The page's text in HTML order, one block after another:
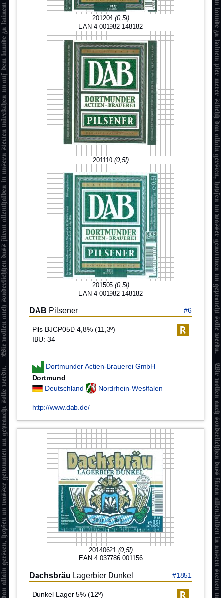
201204 (0,5l)
EAN 4 001982 148182
201110 (0,5l)
201505 (0,5l)
EAN 4 001982 148182
DAB Pilsener #6
Pils BJCP05D 4,8% (11,3º)
IBU: 34
Dortmunder Actien-Brauerei GmbH
Dortmund
Deutschland
Nordrhein-Westfalen
http://www.dab.de/
20140621 (0,5l)
EAN 4 037786 001156
Dachsbräu Lagerbier Dunkel #1851
Dunkel Lager 5% (12º)